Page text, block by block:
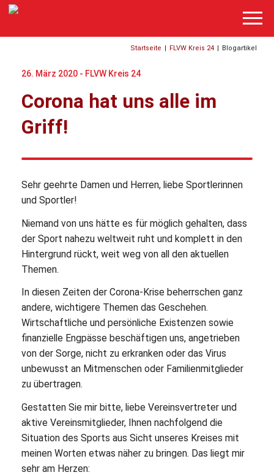
Startseite | FLVW Kreis 24 | Blogartikel
26. März 2020 - FLVW Kreis 24
Corona hat uns alle im
Griff!
Sehr geehrte Damen und Herren, liebe Sportlerinnen
und Sportler!
Niemand von uns hätte es für möglich gehalten, dass
der Sport nahezu weltweit ruht und komplett in den
Hintergrund rückt, weit weg von all den aktuellen
Themen.
In diesen Zeiten der Corona-Krise beherrschen ganz
andere, wichtigere Themen das Geschehen.
Wirtschaftliche und persönliche Existenzen sowie
finanzielle Engpässe beschäftigen uns, angetrieben
von der Sorge, nicht zu erkranken oder das Virus
unbewusst an Mitmenschen oder Familienmitglieder
zu übertragen.
Gestatten Sie mir bitte, liebe Vereinsvertreter und
aktive Vereinsmitglieder, Ihnen nachfolgend die
Situation des Sports aus Sicht unseres Kreises mit
meinen Worten etwas näher zu bringen. Das liegt mir
sehr am Herzen: